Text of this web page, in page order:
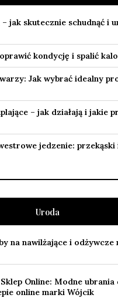
jak skutecznie schudnąć i
kondycję i spalić
Jak wybrać idealny
– jak działają i jakie
jedzenie: przekąski
Uroda
na nawilżające i odżywcze
Online: Modne
online marki Wójcik